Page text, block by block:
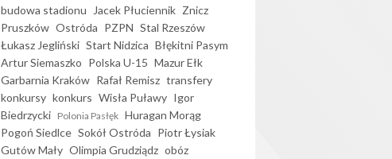
budowa stadionu
Jacek Płuciennik Znicz
Pruszków Ostróda PZPN Stal Rzeszów
Łukasz Jegliński Start Nidzica Błękitni Pasym
Artur Siemaszko Polska U-15 Mazur Ełk
Garbarnia Kraków Rafał Remisz transfery
konkursy konkurs Wisła Puławy Igor
Biedrzycki Polonia Pasłęk Huragan Morąg
Pogoń Siedlce Sokół Ostróda Piotr Łysiak
Gutów Mały Olimpia Grudziądz obóz